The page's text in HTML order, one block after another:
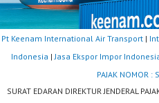
Pt Keenam International Air Transport|
Indonesia | Jasa Ekspor Impor
PAJAK NOMOR
SURAT EDARAN DIREKTUR JENDERAL